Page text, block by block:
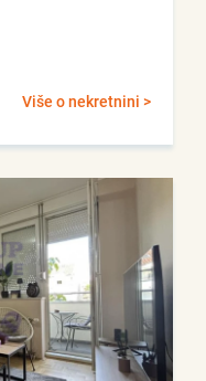
Više o nekretnini >